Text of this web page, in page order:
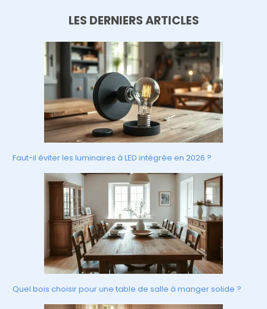
LES DERNIERS ARTICLES
Faut-il éviter les luminaires à LED intégrée en 2026 ?
Quel bois choisir pour une table de salle à manger solide ?